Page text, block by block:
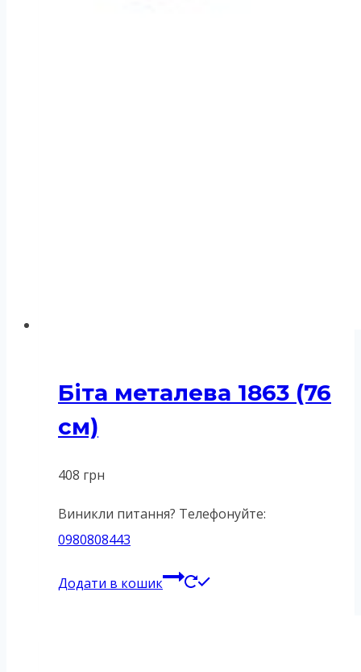
Біта металева 1863 (76
см)
408 грн
Виникли питання? Телефонуйте:
0980808443
Додати в кошик